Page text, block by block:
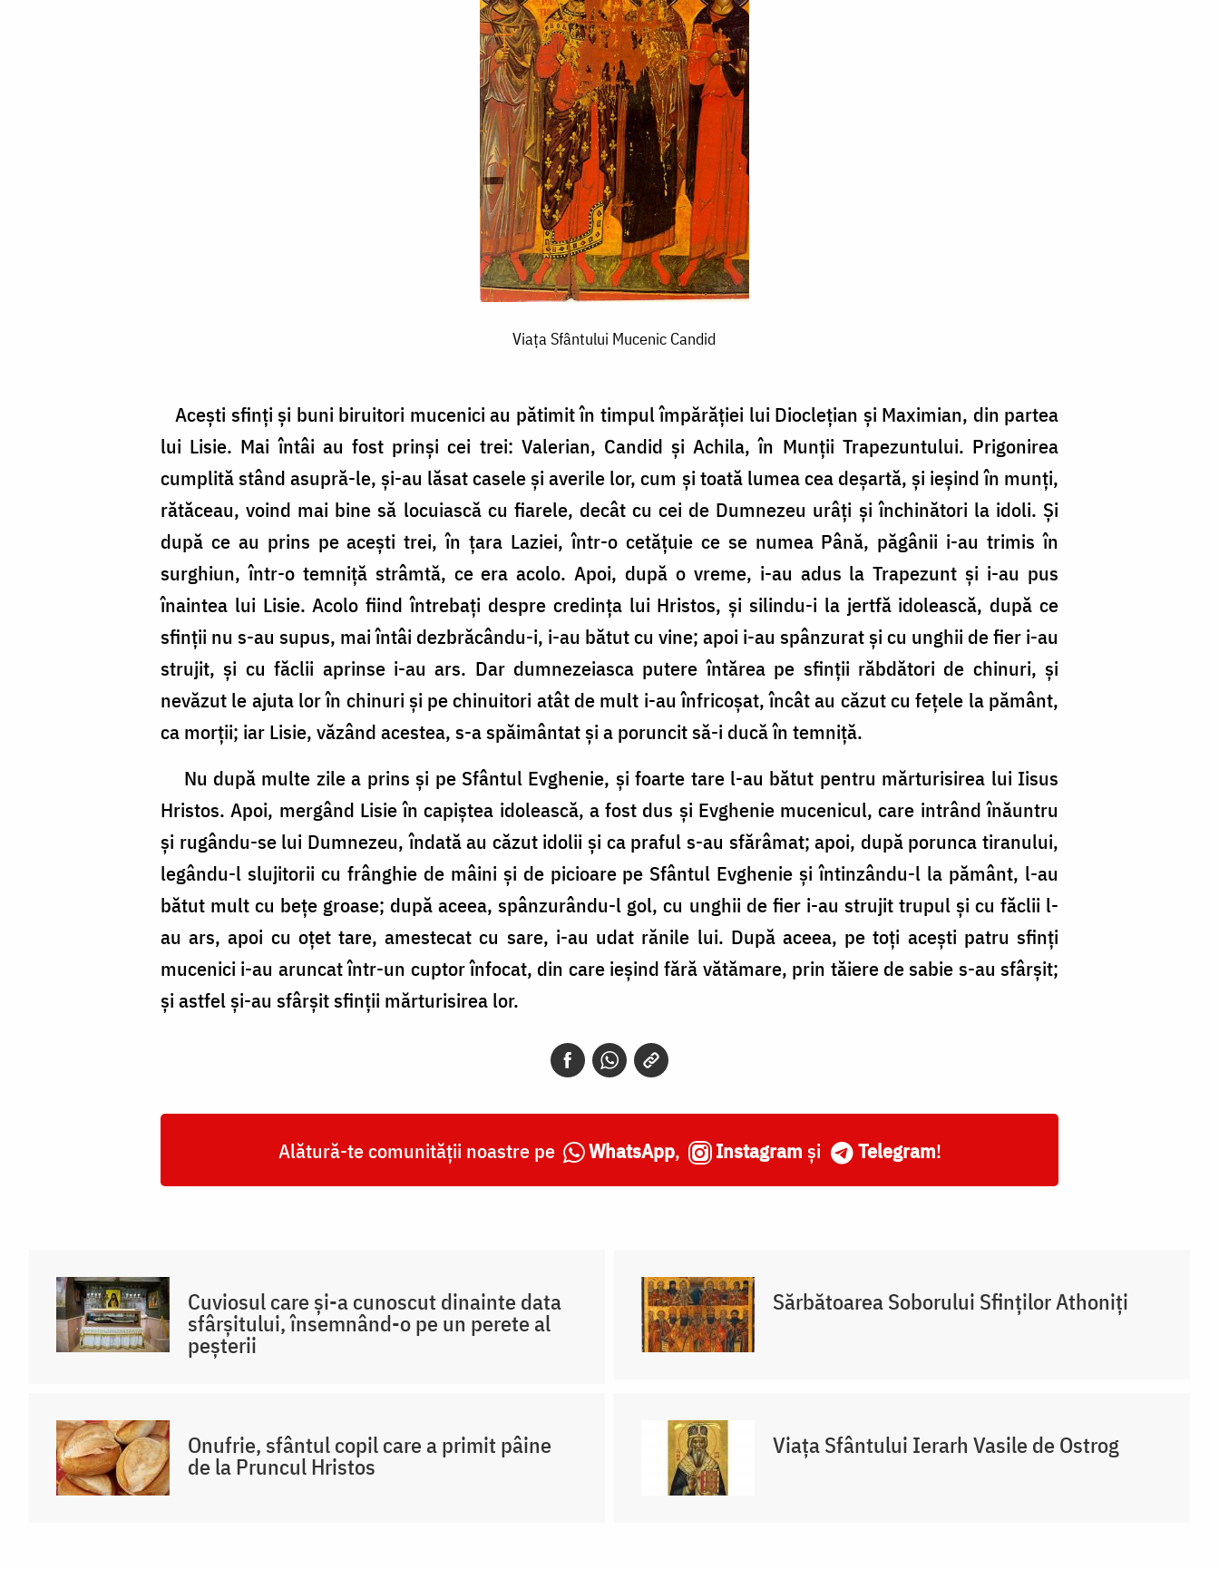
Viaţa Sfântului Mucenic Candid
Aceşti sfinţi şi buni biruitori mucenici au pătimit în timpul împărăţiei lui Diocleţian şi Maximian, din partea
lui Lisie. Mai întâi au fost prinşi cei trei: Valerian, Candid şi Achila, în Munţii Trapezuntului. Prigonirea
cumplită stând asupră-le, şi-au lăsat casele şi averile lor, cum şi toată lumea cea deşartă, şi ieşind în munţi,
rătăceau, voind mai bine să locuiască cu fiarele, decât cu cei de Dumnezeu urâţi şi închinători la idoli. Şi
după ce au prins pe aceşti trei, în ţara Laziei, într-o cetăţuie ce se numea Până, păgânii i-au trimis în
surghiun, într-o temniţă strâmtă, ce era acolo. Apoi, după o vreme, i-au adus la Trapezunt şi i-au pus
înaintea lui Lisie. Acolo fiind întrebaţi despre credinţa lui Hristos, şi silindu-i la jertfă idolească, după ce
sfinţii nu s-au supus, mai întâi dezbrăcându-i, i-au bătut cu vine; apoi i-au spânzurat şi cu unghii de fier i-au
strujit, şi cu făclii aprinse i-au ars. Dar dumnezeiasca putere întărea pe sfinţii răbdători de chinuri, şi
nevăzut le ajuta lor în chinuri şi pe chinuitori atât de mult i-au înfricoşat, încât au căzut cu feţele la pământ,
ca morţii; iar Lisie, văzând acestea, s-a spăimântat şi a poruncit să-i ducă în temniţă.
Nu după multe zile a prins şi pe Sfântul Evghenie, şi foarte tare l-au bătut pentru mărturisirea lui Iisus
Hristos. Apoi, mergând Lisie în capiştea idolească, a fost dus şi Evghenie mucenicul, care intrând înăuntru
şi rugându-se lui Dumnezeu, îndată au căzut idolii şi ca praful s-au sfărâmat; apoi, după porunca tiranului,
legându-l slujitorii cu frânghie de mâini şi de picioare pe Sfântul Evghenie şi întinzându-l la pământ, l-au
bătut mult cu beţe groase; după aceea, spânzurându-l gol, cu unghii de fier i-au strujit trupul şi cu făclii l-
au ars, apoi cu oţet tare, amestecat cu sare, i-au udat rănile lui. După aceea, pe toţi aceşti patru sfinţi
mucenici i-au aruncat într-un cuptor înfocat, din care ieşind fără vătămare, prin tăiere de sabie s-au sfârşit;
şi astfel şi-au sfârşit sfinţii mărturisirea lor.
Alătură-te comunității noastre pe WhatsApp, Instagram și Telegram!
Cuviosul care și-a cunoscut dinainte data
sfârșitului, însemnând-o pe un perete al
peșterii
Sărbătoarea Soborului Sfinților Athoniți
Onufrie, sfântul copil care a primit pâine
de la Pruncul Hristos
Viața Sfântului Ierarh Vasile de Ostrog